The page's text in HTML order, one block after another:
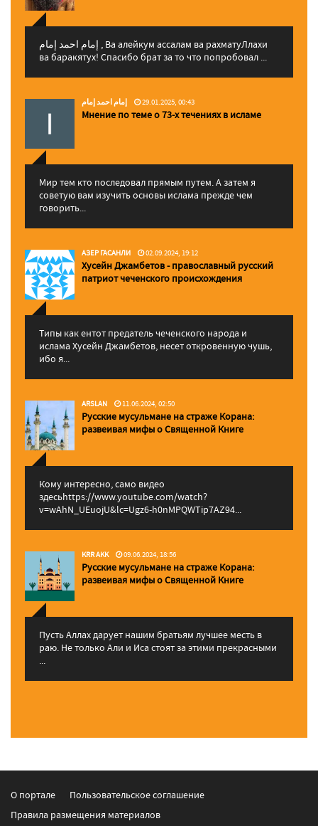
إمام احمد إمام , Ва алейкум ассалам ва рахматуЛлахи
ва баракятух! Спасибо брат за то что попробовал ...
إمام احمد إمام 29.01.2025, 00:43
Мнение по теме о 73-х течениях в исламе
Мир тем кто последовал прямым путем. А затем я
советую вам изучить основы ислама прежде чем
говорить...
АЗЕР ГАСАНЛИ 02.09.2024, 19:12
Хусейн Джамбетов - православный русский
патриот чеченского происхождения
Типы как ентот предатель чеченского народа и
ислама Хусейн Джамбетов, несет откровенную чушь,
ибо я...
ARSLAN 11.06.2024, 02:50
Русские мусульмане на страже Корана:
pазвеивая мифы о Священной Книге
Кому интересно, само видео
здесьhttps://www.youtube.com/watch?
v=wAhN_UEuojU&lc=Ugz6-h0nMPQWTip7AZ94...
KRR AKK 09.06.2024, 18:56
Русские мусульмане на страже Корана:
pазвеивая мифы о Священной Книге
Пусть Аллах дарует нашим братьям лучшее месть в
раю. Не только Али и Иса стоят за этими прекрасными
О портале
Пользовательское соглашение
Правила размещения материалов